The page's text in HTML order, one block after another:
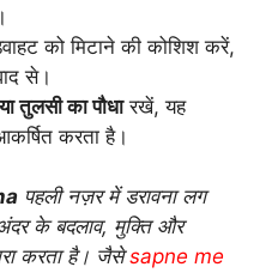
को मिटाने की कोशिश करें,
से।
तुलसी का पौधारखें, यह
करता है।
पहली नज़र में डरावना लग
के बदलाव, मुक्ति और
करता है। जैसेsapne me